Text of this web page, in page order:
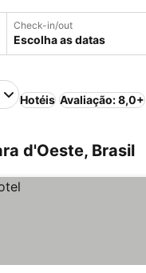
Check-in/out
Escolha as datas
Hotéis Avaliação: 8,0+
d'Oeste, Brasil